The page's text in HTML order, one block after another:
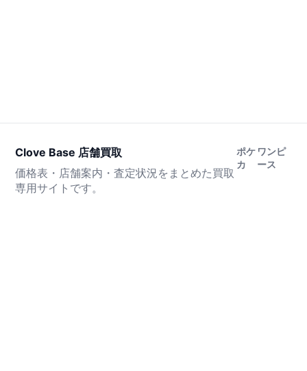
Clove Base 店舗買取
価格表・店舗案内・査定状況をまとめた買取
専用サイトです。
ポケ
カ
ワンピ
ース